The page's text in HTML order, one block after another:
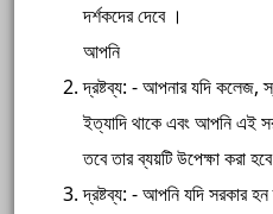
দর্শকদের দেবে ।
আপনি
দ্রষ্টব্য: - আপনার যদি কলেজ,
ইত্যাদি থাকে এবং আপনি এই
তবে তার ব্যয়টি উপেক্ষা করা হবে
দ্রষ্টব্য: - আপনি যদি সরকার